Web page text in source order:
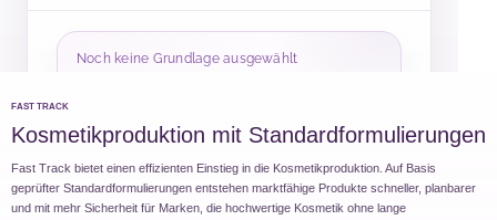
FAST TRACK
Kosmetikproduktion mit Standardformulierungen
Fast Track bietet einen effizienten Einstieg in die Kosmetikproduktion. Auf Basis
geprüfter Standardformulierungen entstehen marktfähige Produkte schneller, planbarer
und mit mehr Sicherheit für Marken, die hochwertige Kosmetik ohne lange